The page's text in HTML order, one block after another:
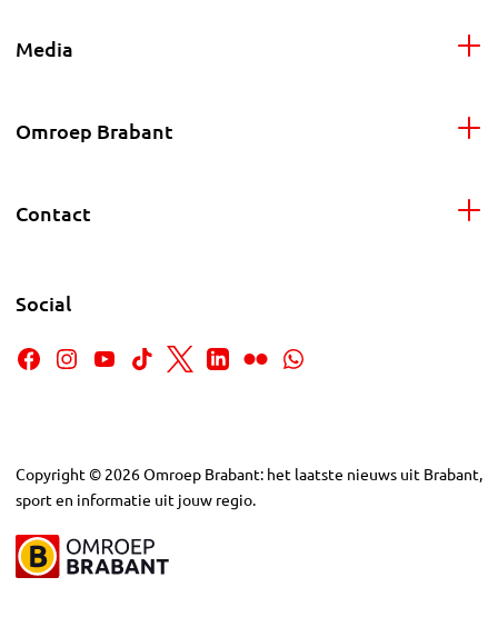
Media
Omroep Brabant
Contact
Social
Copyright © 2026Omroep Brabant: het laatste nieuws uit Brabant,
sport en informatie uit jouw regio.